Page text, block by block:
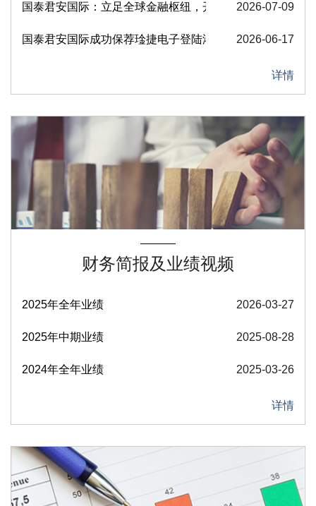
国泰君安国际：立足全球金融枢纽，开启家族办公室服务
2026-07-09
国泰君安国际成功保荐琻捷电子登陆港交所 2026-06-17
详情
财务简报及业绩视频
2025年全年业绩 2026-03-27
2025年中期业绩 2025-08-28
2024年全年业绩 2025-03-26
详情